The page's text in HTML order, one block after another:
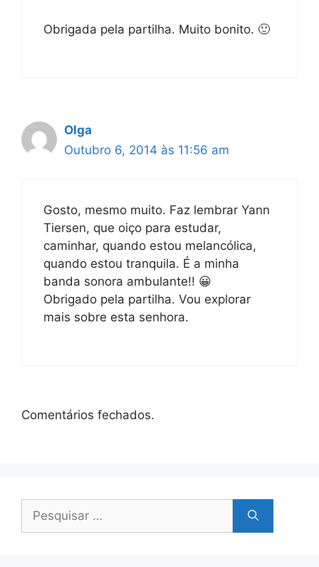
Obrigada pela partilha. Muito bonito. 🙂
Olga
Outubro 6, 2014 às 11:56 am
Gosto, mesmo muito. Faz lembrar Yann
Tiersen, que oiço para estudar,
caminhar, quando estou melancólica,
quando estou tranquila. É a minha
banda sonora ambulante!! 😀
Obrigado pela partilha. Vou explorar
mais sobre esta senhora.
Comentários fechados.
Pesquisar